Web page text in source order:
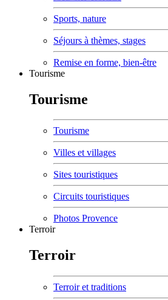
Sports, nature
Séjours à thèmes, stages
Remise en forme, bien-être
Tourisme
Tourisme
Tourisme
Villes et villages
Sites touristiques
Circuits touristiques
Photos Provence
Terroir
Terroir
Terroir et traditions